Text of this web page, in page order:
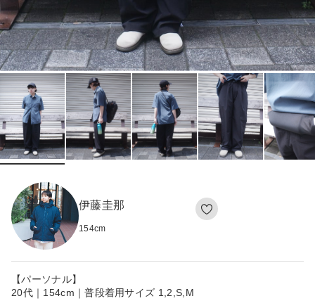
伊藤圭那
154cm
【パーソナル】
20代｜154cm｜普段着用サイズ 1,2,S,M